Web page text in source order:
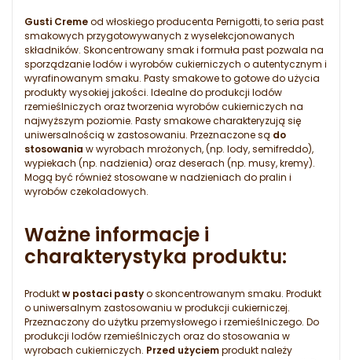
Gusti Cremeod włoskiego producenta Pernigotti, to seria past
smakowych przygotowywanych z wyselekcjonowanych
składników. Skoncentrowany smak i formuła past pozwala na
sporządzanie lodów i wyrobów cukierniczych o autentycznym i
wyrafinowanym smaku. Pasty smakowe to gotowe do użycia
produkty wysokiej jakości. Idealne do produkcji lodów
rzemieślniczych oraz tworzenia wyrobów cukierniczych na
najwyższym poziomie. Pasty smakowe charakteryzują się
uniwersalnością w zastosowaniu. Przeznaczone są do
stosowania w wyrobach mrożonych, (np. lody, semifreddo),
wypiekach (np. nadzienia) oraz deserach (np. musy, kremy).
Mogą być również stosowane w nadzieniach do pralin i
wyrobów czekoladowych.
Ważne informacje i
charakterystyka produktu:
Produktw postaci pastyo skoncentrowanym smaku. Produkt
o uniwersalnym zastosowaniu w produkcji cukierniczej.
Przeznaczony do użytku przemysłowego i rzemieślniczego. Do
produkcji lodów rzemieślniczych oraz do stosowania w
wyrobach cukierniczych. Przed użyciemprodukt należy